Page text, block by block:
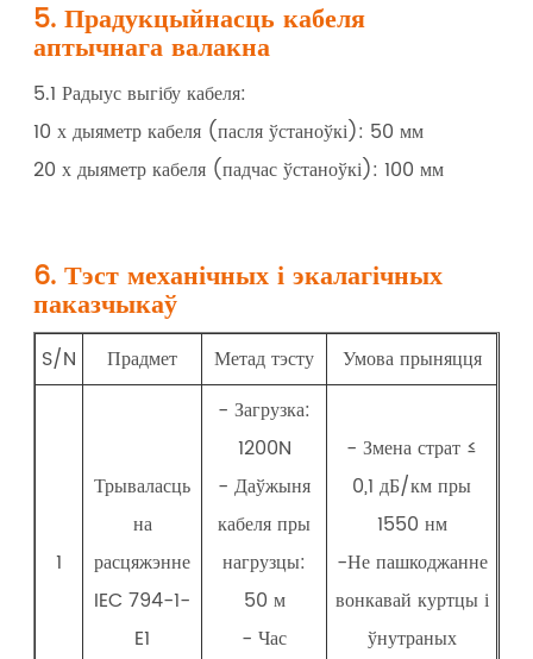
5. Прадукцыйнасць кабеля
аптычнага валакна
5.1 Радыус выгібу кабеля:
10 х дыяметр кабеля (пасля ўстаноўкі): 50 мм
20 х дыяметр кабеля (падчас ўстаноўкі): 100 мм
6. Тэст механічных і экалагічных
паказчыкаў
S/N Прадмет Метад тэсту Умова прыняцця
1
Трываласць
на
расцяжэнне
IEC 794-1-
E1
- Загрузка:
1200N
- Даўжыня
кабеля пры
нагрузцы:
50 м
- Час
- Змена страт ≤
0,1 дБ/км пры
1550 нм
-Не пашкоджанне
вонкавай куртцы і
ўнутраных